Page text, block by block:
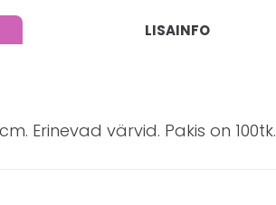
LISAINFO
Erinevad värvid. Pakis on 100tk.